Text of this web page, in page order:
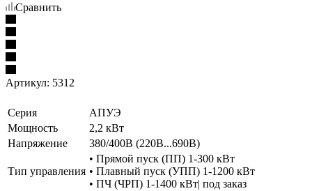
Сравнить
Артикул: 5312
Серия
АПУЭ
Мощность
2,2 кВт
Напряжение
380/400В (220В...690В)
Тип управления
• Прямой пуск (ПП) 1-300 кВт
• Плавный пуск (УПП) 1-1200 кВт
• ПЧ (ЧРП) 1-1400 кВт| под заказ